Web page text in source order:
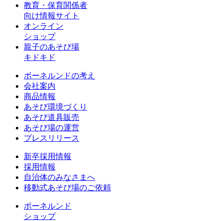
教育・保育関係者
向け情報サイト
オンライン
ショップ
親子のあそび場
キドキド
ボーネルンドの考え
会社案内
商品情報
あそび環境づくり
あそび道具販売
あそび場の運営
プレスリリース
新卒採用情報
採用情報
自治体のみなさまへ
移動式あそび場のご依頼
ボーネルンド
ショップ